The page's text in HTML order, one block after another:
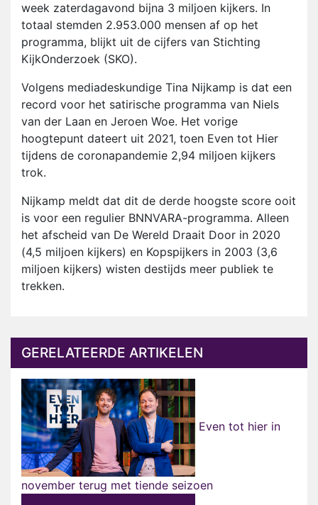
week zaterdagavond bijna 3 miljoen kijkers. In
totaal stemden 2.953.000 mensen af op het
programma, blijkt uit de cijfers van Stichting
KijkOnderzoek (SKO).
Volgens mediadeskundige Tina Nijkamp is dat een
record voor het satirische programma van Niels
van der Laan en Jeroen Woe. Het vorige
hoogtepunt dateert uit 2021, toen Even tot Hier
tijdens de coronapandemie 2,94 miljoen kijkers
trok.
Nijkamp meldt dat dit de derde hoogste score ooit
is voor een regulier BNNVARA-programma. Alleen
het afscheid van De Wereld Draait Door in 2020
(4,5 miljoen kijkers) en Kopspijkers in 2003 (3,6
miljoen kijkers) wisten destijds meer publiek te
trekken.
GERELATEERDE ARTIKELEN
Even tot hier in
november terug met tiende seizoen